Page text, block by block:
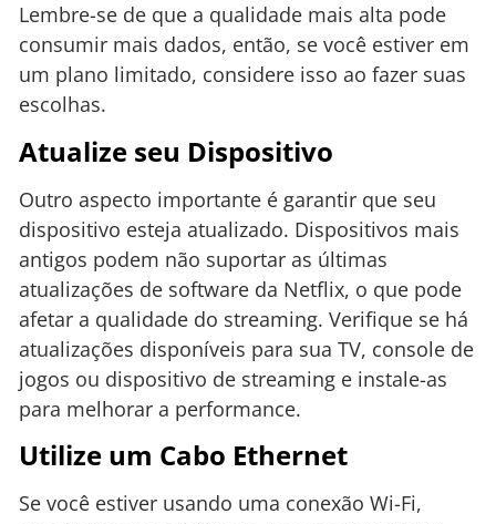
Lembre-se de que a qualidade mais alta pode
consumir mais dados, então, se você estiver em
um plano limitado, considere isso ao fazer suas
escolhas.
Atualize seu Dispositivo
Outro aspecto importante é garantir que seu
dispositivo esteja atualizado. Dispositivos mais
antigos podem não suportar as últimas
atualizações de software da Netflix, o que pode
afetar a qualidade do streaming. Verifique se há
atualizações disponíveis para sua TV, console de
jogos ou dispositivo de streaming e instale-as
para melhorar a performance.
Utilize um Cabo Ethernet
Se você estiver usando uma conexão Wi-Fi,